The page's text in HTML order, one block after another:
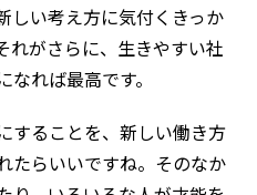
しい考え方に気付くきっか
れがさらに、生きやすい社
れば最高です。
することを、新しい働き方
たらいいですね。そのなか